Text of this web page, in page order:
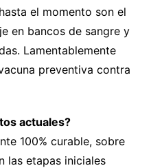
el momento son el
en bancos de sangre y
Lamentablemente
preventiva contra
actuales?
100% curable, sobre
las etapas iniciales